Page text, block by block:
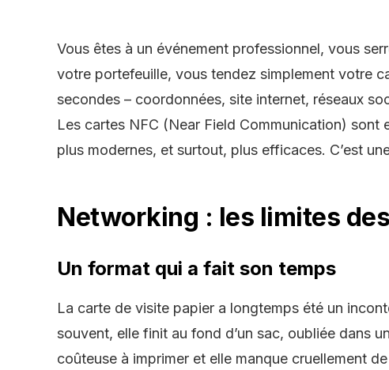
Vous êtes à un événement professionnel, vous
votre portefeuille, vous tendez simplement votre
secondes – coordonnées, site internet, réseaux
Les cartes NFC (Near Field Communication) sont
plus modernes, et surtout, plus efficaces. C’est
Networking : les limites
Un format qui a fait son temps
La carte de visite papier a longtemps été un
souvent, elle finit au fond d’un sac, oubliée dans
coûteuse à imprimer et elle manque cruellement